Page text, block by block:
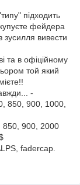
підходить
фейдера
зусилля вивести
та в офіційному
той який
-
850, 900, 1000,
850, 900, 2000
fadercap.